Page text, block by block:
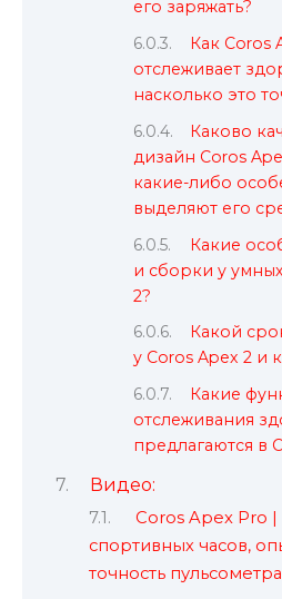
его заряжать?
Как Coros
отслеживает
насколько это
Каково
дизайн Coros
какие-либо
выделяют его
Какие
и сборки у
2?
Какой
у Coros Apex 2 и
Какие
отслеживания
предлагаются в
Видео:
Coros Apex Pro
спортивных часов,
точность